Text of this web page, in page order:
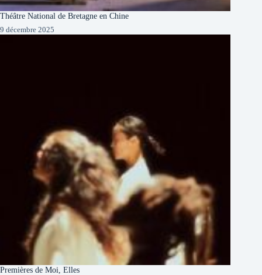
Théâtre National de Bretagne en Chine
9 décembre 2025
Premières de Moi, Elles